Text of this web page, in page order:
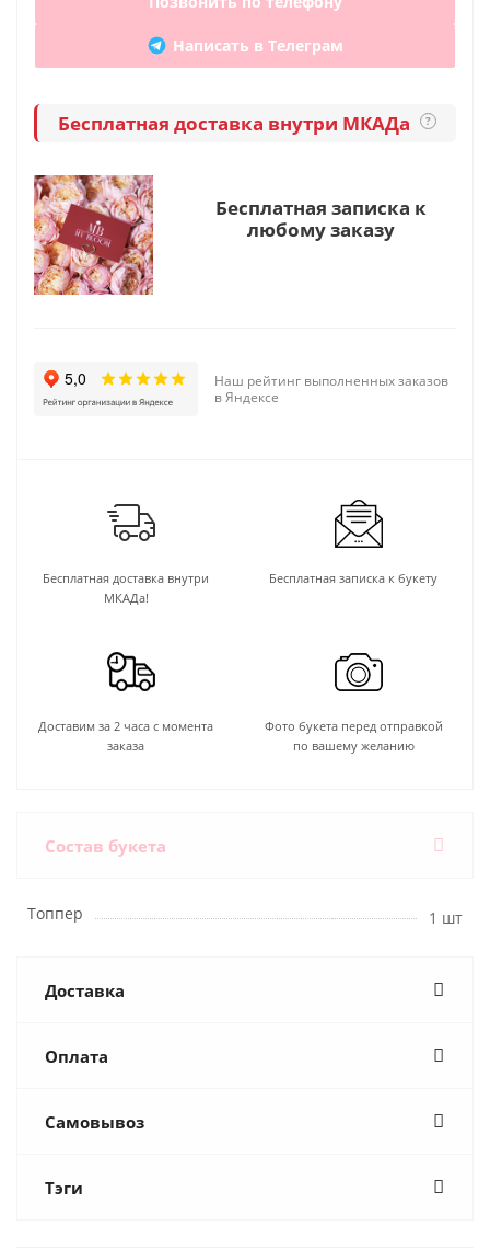
Написать в Телеграм
Бесплатная доставка внутри МКАДа ?
Бесплатная записка к
любому заказу
Наш рейтинг выполненных заказов
в Яндексе
Бесплатная доставка внутри
МКАДа!
Бесплатная записка к букету
Доставим за 2 часа с момента
заказа
Фото букета перед отправкой
по вашему желанию
Состав букета
Топпер 1 шт
Доставка
Оплата
Самовывоз
Тэги